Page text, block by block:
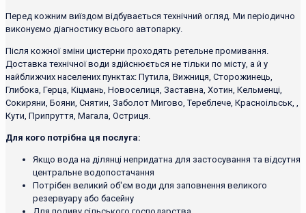
Перед кожним виїздом відбувається технічний огляд. Ми періодично
виконуємо діагностику всього автопарку.
Після кожної зміни цистерни проходять ретельне промивання.
Доставка технічної води здійснюється не тільки по місту, а й у
найближчих населених пунктах: Путила, Вижниця, Сторожинець,
Глибока, Герца, Кіцмань, Новоселиця, Заставна, Хотин, Кельменці,
Сокиряни, Бояни, Снятин, Заболот Мигово, Тереблече, Красноільськ, ,
Кути, Припруття, Магала, Остриця.
Для кого потрібна ця послуга:
Якщо вода на ділянці непридатна для застосування та відсутня
центральне водопостачання
Потрібен великий об'єм води для заповнення великого
резервуару або басейну